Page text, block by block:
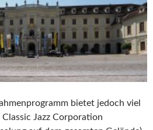
bietet jedoch viel
Jazz Corporation